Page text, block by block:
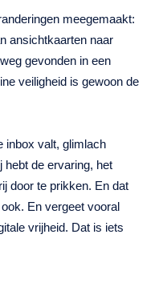
meegemaakt:
ansichtkaarten naar
gevonden in een
veiligheid is gewoon de
inbox valt, glimlach
hebt de ervaring, het
door te prikken. En dat
En vergeet vooral
vrijheid. Dat is iets